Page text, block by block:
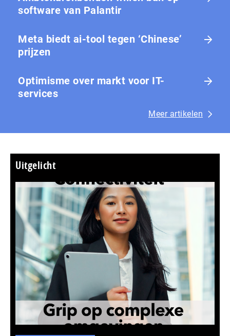
software van Palantir
Meta biedt ai-tool tegen ‘Chinese’
prijzen
Optimisme over markt voor IT-
services
Meer artikelen
Uitgelicht